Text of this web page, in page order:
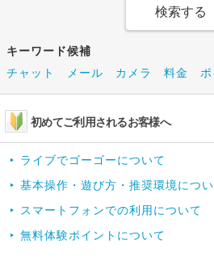
キーワード候補
チャット
メール カメラ 料金
初めてご利用されるお客様へ
ライブでゴーゴーについて
基本操作・遊び方・推奨環境につ
スマートフォンでの利用について
無料体験ポイントについて